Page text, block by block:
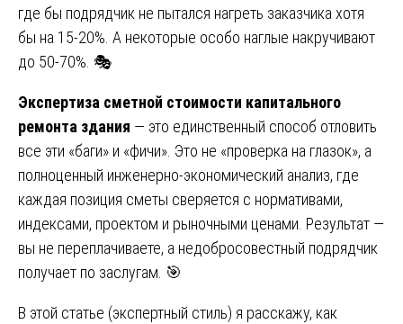
где бы подрядчик не пытался нагреть заказчика хотя
бы на 15-20%. А некоторые особо наглые накручивают
до 50-70%. 🎭
Экспертиза сметной стоимости капитального
ремонта здания — это единственный способ отловить
все эти «баги» и «фичи». Это не «проверка на глазок», а
полноценный инженерно-экономический анализ, где
каждая позиция сметы сверяется с нормативами,
индексами, проектом и рыночными ценами. Результат —
вы не переплачиваете, а недобросовестный подрядчик
получает по заслугам. 🎯
В этой статье (экспертный стиль) я расскажу, как